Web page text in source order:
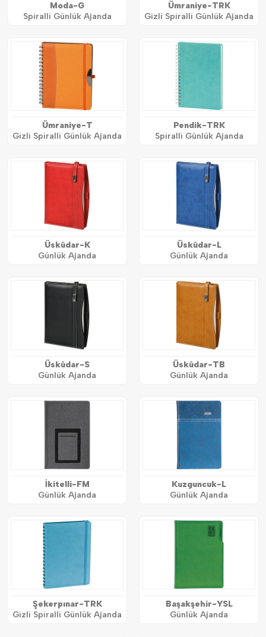
Moda-G
Spiralli Günlük Ajanda
Ümraniye-TRK
Gizli Spiralli Günlük Ajanda
Ümraniye-T
Gizli Spiralli Günlük Ajanda
Pendik-TRK
Spiralli Günlük Ajanda
Üsküdar-K
Günlük Ajanda
Üsküdar-L
Günlük Ajanda
Üsküdar-S
Günlük Ajanda
Üsküdar-TB
Günlük Ajanda
İkitelli-FM
Günlük Ajanda
Kuzguncuk-L
Günlük Ajanda
Şekerpınar-TRK
Gizli Spiralli Günlük Ajanda
Başakşehir-YSL
Günlük Ajanda